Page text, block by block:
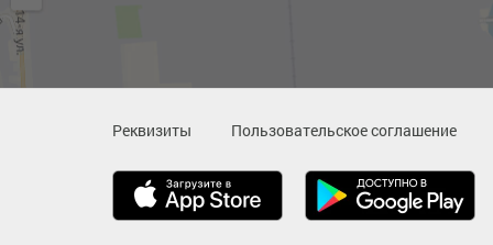
Реквизиты Пользовательское соглашение